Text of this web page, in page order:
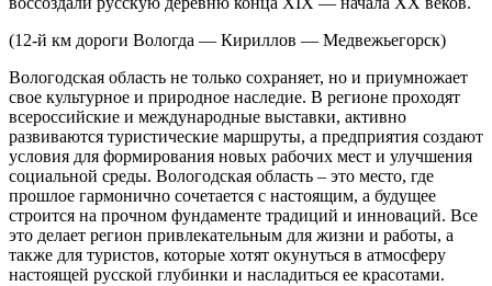
(12-й км дороги Вологда — Кириллов — Медвежьегорск)
Вологодская область не только сохраняет, но и приумножает
свое культурное и природное наследие. В регионе проходят
всероссийские и международные выставки, активно
развиваются туристические маршруты, а предприятия создают
условия для формирования новых рабочих мест и улучшения
социальной среды. Вологодская область – это место, где
прошлое гармонично сочетается с настоящим, а будущее
строится на прочном фундаменте традиций и инноваций. Все
это делает регион привлекательным для жизни и работы, а
также для туристов, которые хотят окунуться в атмосферу
настоящей русской глубинки и насладиться ее красотами.